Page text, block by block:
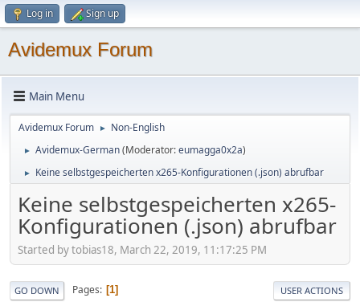
Log in Sign up
Avidemux Forum
Main Menu
Avidemux Forum ► Non-English
► Avidemux-German(Moderator:eumagga0x2a)
► Keine selbstgespeicherten x265-Konfigurationen (.json) abrufbar
Keine selbstgespeicherten x265-
Konfigurationen (.json) abrufbar
Started by tobias18, March 22, 2019, 11:17:25 PM
GO DOWN Pages 1 USER ACTIONS